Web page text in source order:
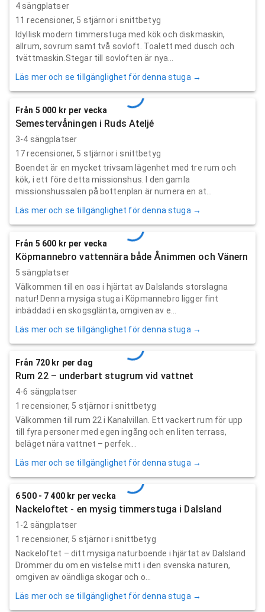
4 sängplatser
11 recensioner, 5 stjärnor i snittbetyg
Idyllisk modern timmerstuga med kök och diskmaskin,
allrum, sovrum samt två sovloft. Toalett med dusch och
tvättmaskin.Stegar till sovloften är nya...
Läs mer och se tillgänglighet för denna stuga →
Från 5 000 kr per vecka
Semestervåningen i Ruds Ateljé
3-4 sängplatser
17recensioner, 5 stjärnor i snittbetyg
Boendet är en mycket trivsam lägenhet med tre rum och
kök, i ett före detta missionshus. I den gamla
missionshussalen på bottenplan är numera en at...
Läs mer och se tillgänglighet för denna stuga →
Från 5 600 kr per vecka
Köpmannebro vattennära både Ånimmen och Vänern
5 sängplatser
Välkommen till en oas i hjärtat av Dalslands storslagna
natur! Denna mysiga stuga i Köpmannebro ligger fint
inbäddad i en skogsglänta, omgiven av e...
Läs mer och se tillgänglighet för denna stuga →
Från 720 kr per dag
Rum 22 – underbart stugrum vid vattnet
4-6 sängplatser
1 recensioner, 5 stjärnor i snittbetyg
Välkommen till rum 22 i Kanalvillan. Ett vackert rum för upp
till fyra personer med egen ingång och en liten terrass,
beläget nära vattnet – perfek...
Läs mer och se tillgänglighet för denna stuga →
6 500 - 7 400 kr per vecka
Nackeloftet - en mysig timmerstuga i Dalsland
1-2 sängplatser
1 recensioner, 5 stjärnor i snittbetyg
Nackeloftet – ditt mysiga naturboende i hjärtat av Dalsland
Drömmer du om en vistelse mitt i den svenska naturen,
omgiven av oändliga skogar och o...
Läs mer och se tillgänglighet för denna stuga →